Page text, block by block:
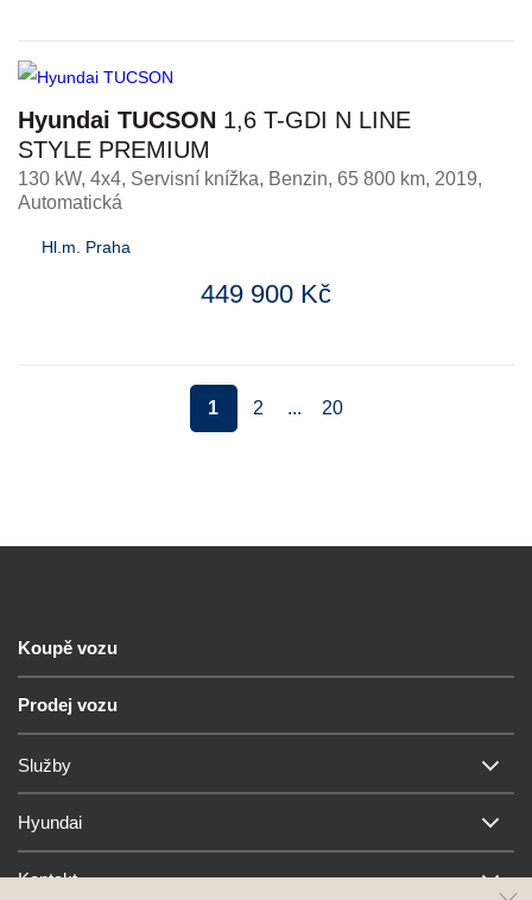
Hyundai TUCSON 1,6 T-GDI N LINE
STYLE PREMIUM
130 kW, 4x4, Servisní knížka, Benzin, 65 800 km, 2019,
Automatická
Hl.m. Praha
449 900 Kč
1 2 ... 20
Koupě vozu
Prodej vozu
Služby
Hyundai
Kontakt